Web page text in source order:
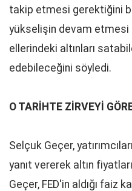
takip etmesi gerektiğini
yükselişin devam etmesi
ellerindeki altınları
edebileceğini söyledi.
O TARİHTE ZİRVEYİ
Selçuk Geçer,
yanıt vererek altın
Geçer, FED'in aldığı faiz